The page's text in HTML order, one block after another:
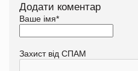
Додати коментар
Ваше імя*
Захист від СПАМ